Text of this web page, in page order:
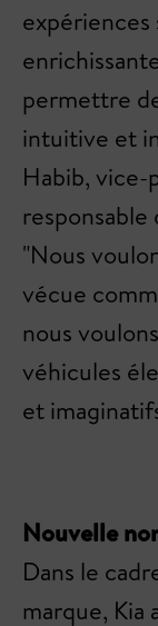
permettre
intuitive et
Habib,
"Nous
vécue
nous
véhicules
et
Nouvelle
Dans le
marque, Kia